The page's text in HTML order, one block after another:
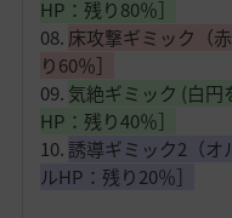
HP：残り80％］
08. 床攻撃ギミック（
り60％］
09. 気絶ギミック (白円
HP：残り40％］
10. 誘導ギミック2（オ
ルHP：残り20％］